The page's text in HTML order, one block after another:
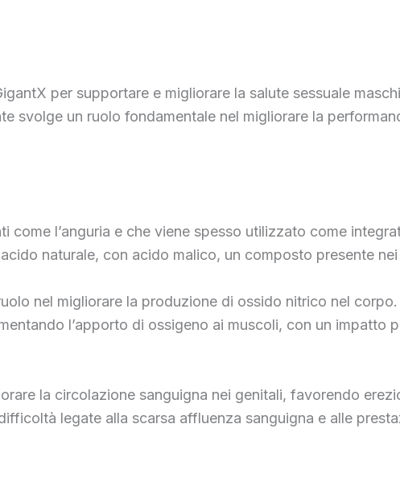
per supportare e migliorare la salute sessuale
svolge un ruolo fondamentale nel migliorare la
come l’anguria e che viene spesso utilizzato come
naturale, con acido malico, un composto presente
nel migliorare la produzione di ossido nitrico nel corpo.
l’apporto di ossigeno ai muscoli, con un impatto
la circolazione sanguigna nei genitali, favorendo
legate alla scarsa affluenza sanguigna e alle